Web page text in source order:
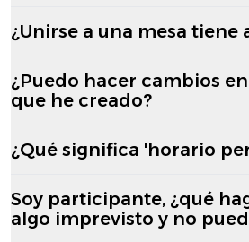
¿Unirse a una mesa tiene
¿Puedo hacer cambios
que he creado?
¿Qué significa 'horario
Soy participante, ¿qué
algo imprevisto y no